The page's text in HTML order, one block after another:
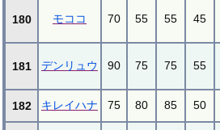
180 モココ 70 55 55 45
181 デンリュウ 90 75 75 55
182 キレイハナ 75 80 85 50